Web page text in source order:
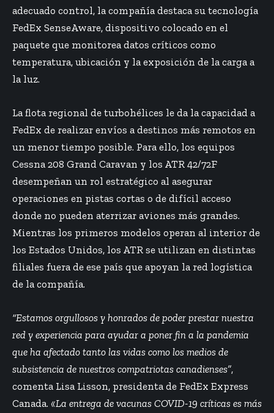
adecuado control, la compañía destaca su tecnología
FedEx SenseAware, dispositivo colocado en el
paquete que monitorea datos críticos como
temperatura, ubicación y la exposición de la carga a
la luz.
La flota regional de turbohélices le da la capacidad a
FedEx de realizar envíos a destinos más remotos en
un menor tiempo posible. Para ello, los equipos
Cessna 208 Grand Caravan y los ATR 42/72F
desempeñan un rol estratégico al asegurar
operaciones en pistas cortas o de difícil acceso
donde no pueden aterrizar aviones más grandes.
Mientras los primeros modelos operan al interior de
los Estados Unidos, los ATR se utilizan en distintas
filiales fuera de ese país que apoyan la red logística
de la compañía.
“Estamos orgullosos y honrados de poder prestar nuestra
red y experiencia para ayudar a poner fin a la pandemia
que ha afectado tanto las vidas como los medios de
subsistencia de nuestros compatriotas canadienses”,
comenta Lisa Lisson, presidenta de FedEx Express
Canada. «La entrega de vacunas COVID-19 críticas es más